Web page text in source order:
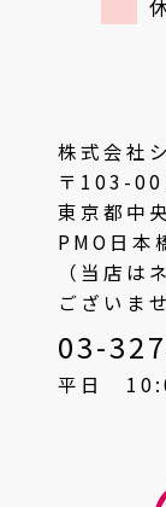
株式会社
〒103-
東京都中
PMO日本
（当店は
ございま
03-
平日